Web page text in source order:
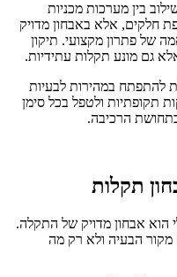
בין מערכות מכניות
חלקים, אלא באבחון מדויק
של פתרון מקצועי. תיקון
גם מונע תקלות עתידיות.
להתפתח במהירות לבעיות
תקופתיות ולטפל בכל סימן
בתחושת הרכיבה.
תקלות
הוא אבחון מדויק של התקלה.
מקור הבעיה ולא רק מה